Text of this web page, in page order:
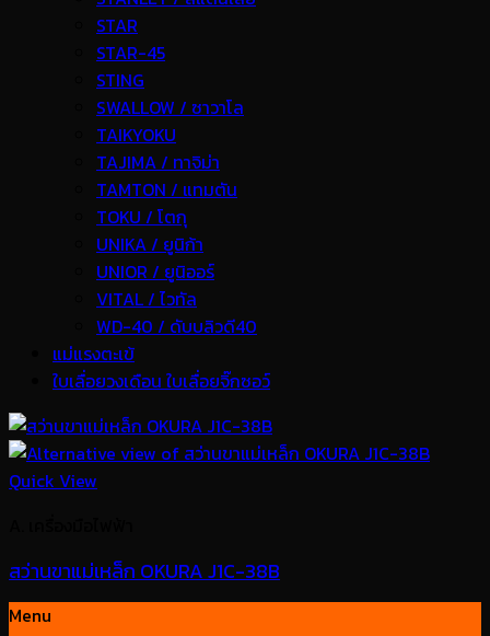
STAR
STAR-45
STING
SWALLOW / ซาวาโล
TAIKYOKU
TAJIMA / ทาจิม่า
TAMTON / แทมตัน
TOKU / โตกุ
UNIKA / ยูนิก้า
UNIOR / ยูนิออร์
VITAL / ไวทัล
WD-40 / ดับบลิวดี40
แม่แรงตะเข้
ใบเลื่อยวงเดือน ใบเลื่อยจิ๊กซอว์
Quick View
สว่านขาแม่เหล็ก OKURA J1C-38B
Menu